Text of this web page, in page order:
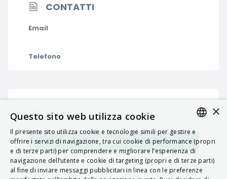
CONTATTI
Email
Telefono
MAPPA
Navigatore ITALIAN
ENGLISH
FRENCH
×
Questo sito web utilizza cookie
Il presente sito utilizza cookie e tecnologie simili per gestire e
offrire i servizi di navigazione, tra cui cookie di performance (propri
e di terze parti) per comprendere e migliorare l’esperienza di
navigazione dell’utente e cookie di targeting (propri e di terze parti)
al fine di inviare messaggi pubblicitari in linea con le preferenze